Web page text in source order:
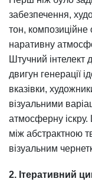
забезпечення,
тон,
наративну
Штучний інтелект
двигун генерації
вказівки,
візуальними
атмосферну іскру.
між абстрактною
візуальним
2. Ітеративний